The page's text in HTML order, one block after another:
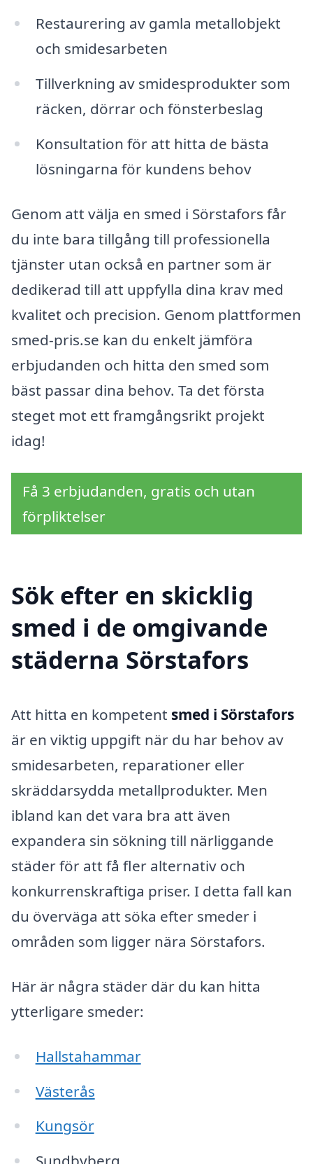
Restaurering av gamla metallobjekt
och smidesarbeten
Tillverkning av smidesprodukter som
räcken, dörrar och fönsterbeslag
Konsultation för att hitta de bästa
lösningarna för kundens behov
Genom att välja en smed i Sörstafors får
du inte bara tillgång till professionella
tjänster utan också en partner som är
dedikerad till att uppfylla dina krav med
kvalitet och precision. Genom plattformen
smed-pris.se kan du enkelt jämföra
erbjudanden och hitta den smed som
bäst passar dina behov. Ta det första
steget mot ett framgångsrikt projekt
idag!
Få 3 erbjudanden, gratis och utan
förpliktelser
Sök efter en skicklig
smed i de omgivande
städerna Sörstafors
Att hitta en kompetent smed i Sörstafors
är en viktig uppgift när du har behov av
smidesarbeten, reparationer eller
skräddarsydda metallprodukter. Men
ibland kan det vara bra att även
expandera sin sökning till närliggande
städer för att få fler alternativ och
konkurrenskraftiga priser. I detta fall kan
du överväga att söka efter smeder i
områden som ligger nära Sörstafors.
Här är några städer där du kan hitta
ytterligare smeder:
Hallstahammar
Västerås
Kungsör